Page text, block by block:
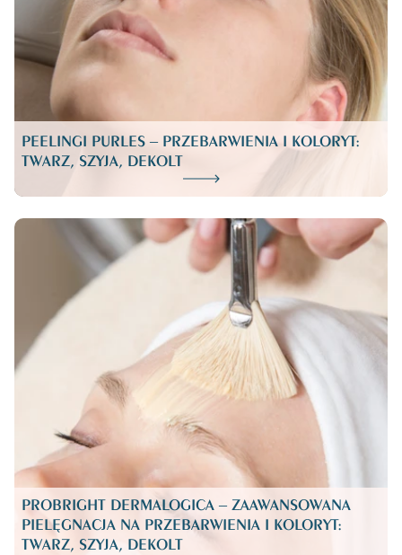
PEELINGI PURLES – PRZEBARWIENIA I KOLORYT:
TWARZ, SZYJA, DEKOLT
PROBRIGHT DERMALOGICA – ZAAWANSOWANA
PIELĘGNACJA NA PRZEBARWIENIA I KOLORYT:
TWARZ, SZYJA, DEKOLT